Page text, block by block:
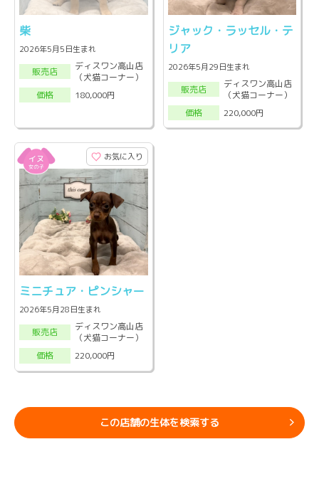
柴
2026年5月5日生まれ
販売店
ディスワン高山店
（犬猫コーナー）
価格
180,000円
ジャック・ラッセル・テ
リア
2026年5月29日生まれ
販売店
ディスワン高山店
（犬猫コーナー）
価格
220,000円
お気に入り
ミニチュア・ピンシャー
2026年5月28日生まれ
販売店
ディスワン高山店
（犬猫コーナー）
価格
220,000円
この店舗の生体を検索する